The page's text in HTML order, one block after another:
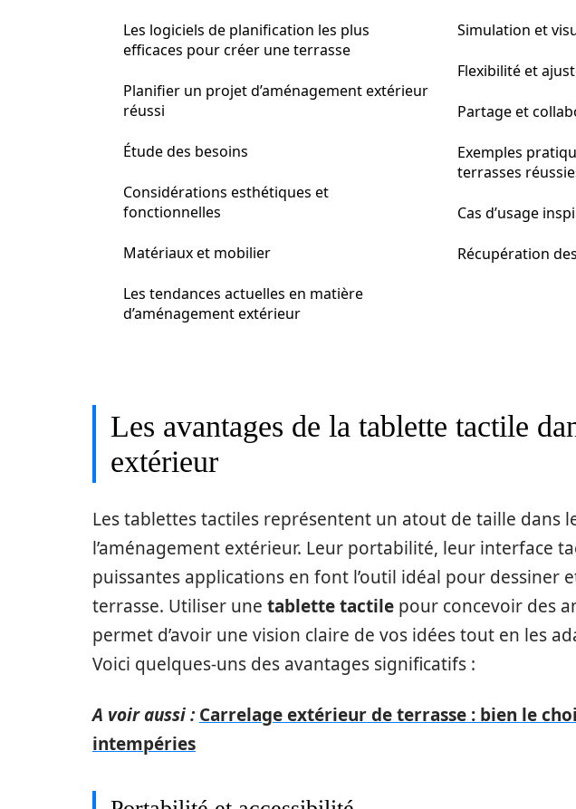
Les logiciels de planification les plus
efficaces pour créer une terrasse
Planifier un projet d’aménagement extérieur
réussi
Étude des besoins
Considérations esthétiques et
fonctionnelles
Matériaux et mobilier
Les tendances actuelles en matière
d’aménagement extérieur
Simulation et
Flexibilité et
Partage et
Exemples
terrasses
Cas d’usage
Récupération
Les avantages de la tablette tactile
extérieur
Les tablettes tactiles représentent un atout de taille dans
l’aménagement extérieur. Leur portabilité, leur interface
puissantes applications en font l’outil idéal pour dessiner
terrasse. Utiliser une tablette tactile pour concevoir des
permet d’avoir une vision claire de vos idées tout en les
Voici quelques-uns des avantages significatifs :
A voir aussi : Carrelage extérieur de terrasse : bien le
intempéries